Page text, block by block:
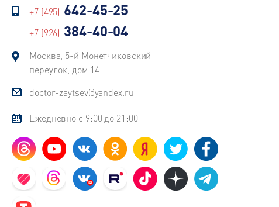
+7 (495) 642-45-25
+7 (926) 384-40-04
Москва, 5-й Монетчиковский
переулок, дом 14
doctor-zaytsev@yandex.ru
Ежедневно с 9:00 до 21:00